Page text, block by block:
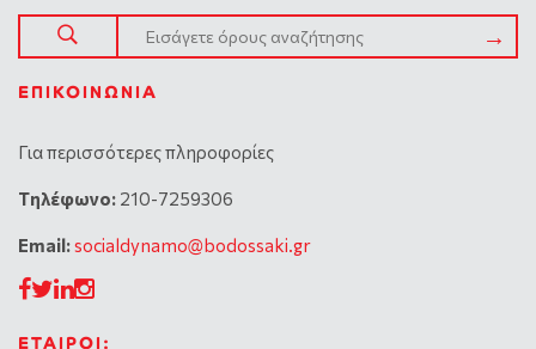
ΕΠΙΚΟΙΝΩΝΊΑ
Για περισσότερες πληροφορίες
Tηλέφωνο: 210-7259306
Email:socialdynamo@bodossaki.gr
ΕΤΑΙΡΟΙ: